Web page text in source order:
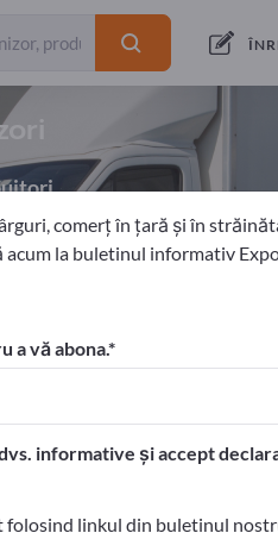
exportatori 107
comerț în țară și în
la buletinul informativ
a vă abona.
informative și accept
folosind linkul din buletinul